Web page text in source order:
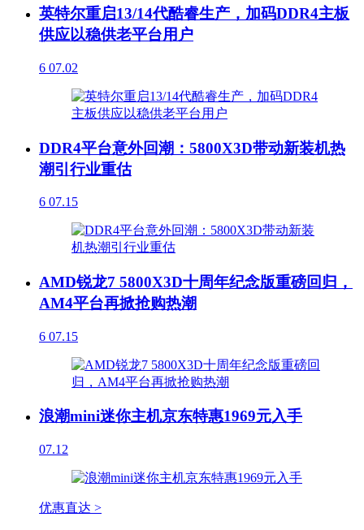
英特尔重启13/14代酷睿生产，加码DDR4主板
供应以稳供老平台用户
6 07.02
DDR4平台意外回潮：5800X3D带动新装机热
潮引行业重估
6 07.15
AMD锐龙7 5800X3D十周年纪念版重磅回归，
AM4平台再掀抢购热潮
6 07.15
浪潮mini迷你主机京东特惠1969元入手
07.12
优惠直达 >